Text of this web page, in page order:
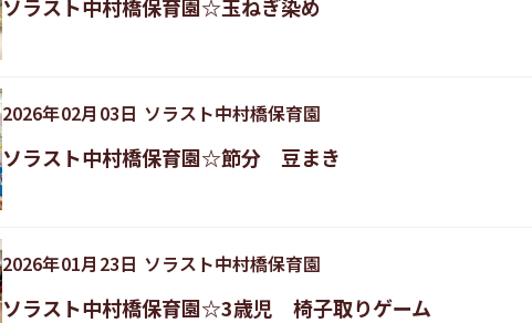
ソラスト中村橋保育園☆玉ねぎ染め
2026年02月03日 ソラスト中村橋保育園
ソラスト中村橋保育園☆節分 豆まき
2026年01月23日 ソラスト中村橋保育園
ソラスト中村橋保育園☆3歳児 椅子取りゲーム